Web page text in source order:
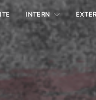
INTERN